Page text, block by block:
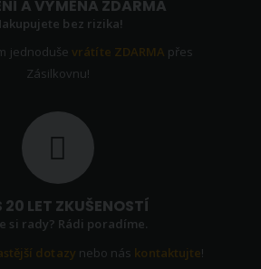
A VÝMĚNA ZDARMA
bez rizika!
jednoduševrátíte ZDARMA přes
Zásilkovnu!
20 LET ZKUŠENOSTÍ
si rady? Rádi poradíme.
dotazy nebo nás kontaktujte!